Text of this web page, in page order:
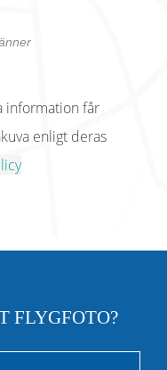
information får
enligt deras
FLYGFOTO?